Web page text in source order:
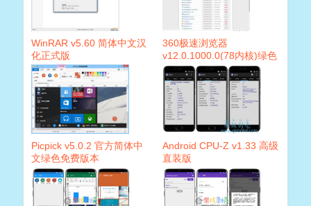
WinRAR v5.60 简体中文汉
化正式版
360极速浏览器
v12.0.1000.0(78内核)绿色
便携版
Picpick v5.0.2 官方简体中
文绿色免费版本
Android CPU-Z v1.33 高级
直装版